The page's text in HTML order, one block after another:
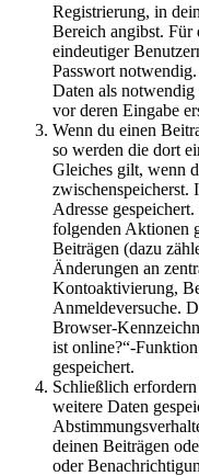
Registrierung, in
Bereich angibst. Für
eindeutiger
Passwort
Daten als
vor deren Eingabe
Wenn du einen
so werden die dort
Gleiches gilt, wenn
zwischenspeicherst.
Adresse
folgenden Aktionen
Beiträgen (dazu
Änderungen an
Kontoaktivierung,
Anmeldeversuche.
Browser-
ist online?“-
gespeichert.
Schließlich
weitere Daten
deinen Beiträgen
oder